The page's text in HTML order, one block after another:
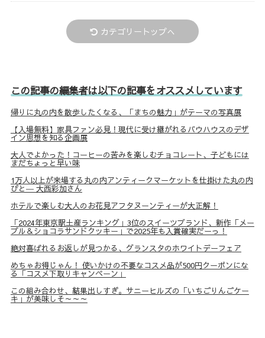
カテゴリートップへ
この記事の編集者は以下の記事をオススメしています
帰りに丸の内を散歩したくなる、「まちの魅力」がテーマの写真展
【入場無料】家具ファン必見！現代に受け継がれるバウハウスのデザ
イン思想を知る企画展
大人でよかった！コーヒーの苦みを楽しむチョコレート、子どもには
まだちょっと早い味
1万人以上が来場する丸の内アンティークマーケットを仕掛けた丸の内
びと― 大西彩加さん
ホテルで楽しむ大人のお花見アフタヌーンティーが大正解！
「2024年東京駅土産ランキング」3位のスイーツブランド、新作「メー
プル＆ショコラサンドクッキー」で2025年も入賞確実だーっ！
絶対喜ばれるお返しが見つかる、グランスタのホワイトデーフェア
めちゃお得じゃん！ 使いかけの不要なコスメ品が500円クーポンにな
る「コスメ下取りキャンペーン」
この組み合わせ、結果出しすぎ。サニーヒルズの「いちごりんごケー
キ」が美味しそ～～～